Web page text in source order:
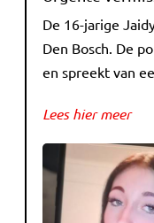
De 16-jarige
Den Bosch. De
en spreekt van
Lees hier meer